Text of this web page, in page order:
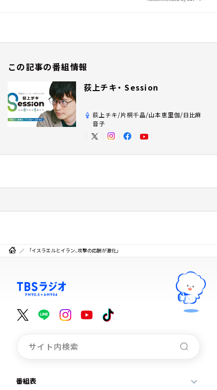
この記事の番組情報
荻上チキ・ Session
荻上チキ/片桐千晶/山本恵里伽/日比麻
音子
「イスラエルとイラン、攻撃の応酬が激化」
番組表